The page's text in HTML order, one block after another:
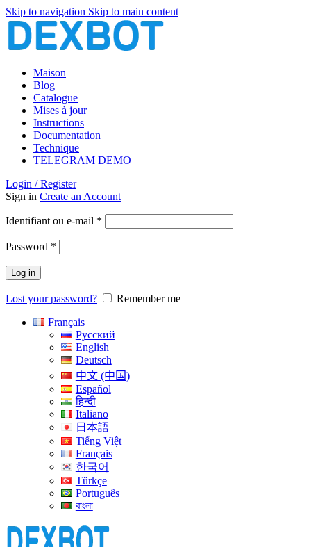
Skip to navigation Skip to main content
Maison
Blog
Catalogue
Mises à jour
Instructions
Documentation
Technique
TELEGRAM DEMO
Login / Register
Sign in Create an Account
Identifiant ou e-mail *
Password *
Log in
Lost your password?
Remember me
Français
Русский
English
Deutsch
中文 (中国)
Español
हिन्दी
Italiano
日本語
Tiếng Việt
Français
한국어
Türkçe
Português
বাংলা